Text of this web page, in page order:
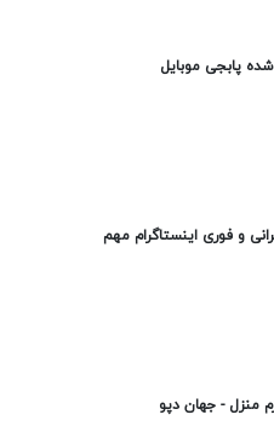
پابجی موبایل
و فوری اینستاگرام مهم
منزل - جهان دپو